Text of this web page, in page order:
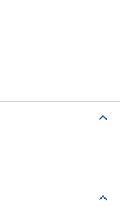
expand_less
expand_less